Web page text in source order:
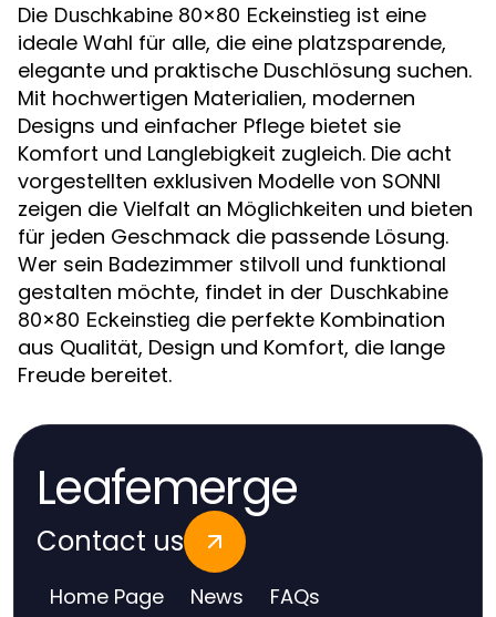
Die Duschkabine 80x80 Eckeinstieg ist eine
ideale Wahl für alle, die eine platzsparende,
elegante und praktische Duschlösung suchen.
Mit hochwertigen Materialien, modernen
Designs und einfacher Pflege bietet sie
Komfort und Langlebigkeit zugleich. Die acht
vorgestellten exklusiven Modelle von SONNI
zeigen die Vielfalt an Möglichkeiten und bieten
für jeden Geschmack die passende Lösung.
Wer sein Badezimmer stilvoll und funktional
gestalten möchte, findet in der Duschkabine
80x80 Eckeinstieg die perfekte Kombination
aus Qualität, Design und Komfort, die lange
Freude bereitet.
Leafemerge
Contact us
Home Page News FAQs